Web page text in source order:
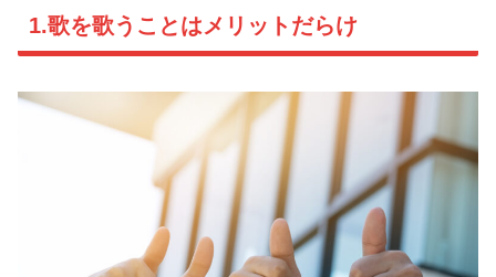
1.歌を歌うことはメリットだらけ